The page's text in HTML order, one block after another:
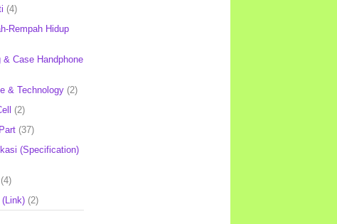
(4)
Rempah Hidup
& Case Handphone
& Technology (2)
(2)
(37)
(Specification)
(4)
(Link) (2)